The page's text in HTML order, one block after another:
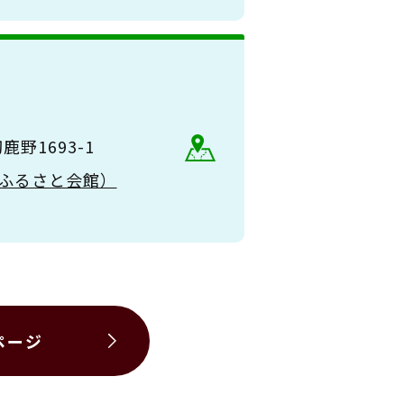
野1693-1
さと会館）
ージ